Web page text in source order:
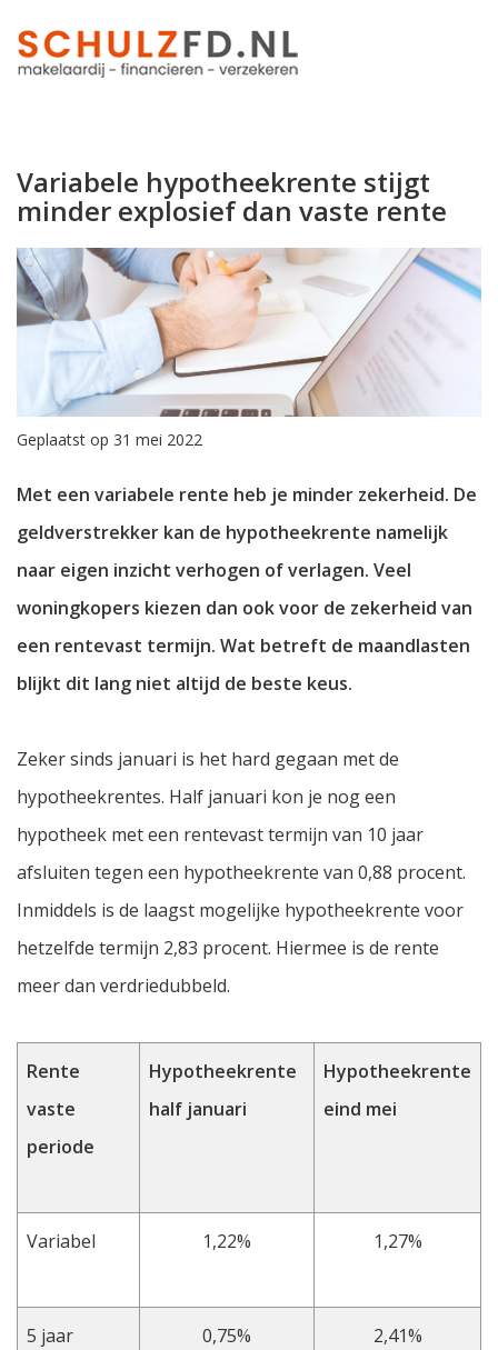
Variabele hypotheekrente stijgt
minder explosief dan vaste rente
Geplaatst op 31 mei 2022
Met een variabele rente heb je minder zekerheid. De
geldverstrekker kan de hypotheekrente namelijk
naar eigen inzicht verhogen of verlagen. Veel
woningkopers kiezen dan ook voor de zekerheid van
een rentevast termijn. Wat betreft de maandlasten
blijkt dit lang niet altijd de beste keus.
Zeker sinds januari is het hard gegaan met de
hypotheekrentes. Half januari kon je nog een
hypotheek met een rentevast termijn van 10 jaar
afsluiten tegen een hypotheekrente van 0,88 procent.
Inmiddels is de laagst mogelijke hypotheekrente voor
hetzelfde termijn 2,83 procent. Hiermee is de rente
meer dan verdriedubbeld.
Rente
vaste
periode
Hypotheekrente
half januari
Hypotheekrente
eind mei
Variabel 1,22% 1,27%
5 jaar 0,75% 2,41%